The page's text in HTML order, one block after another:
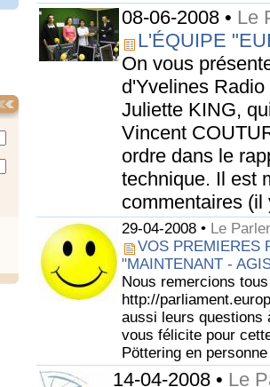
08-06-2008 • Le
L'ÉQUIPE
On vous
d'Yvelines
Juliette KING,
Vincent
ordre dans le
technique. Il est
commentaires (il
29-04-2008 • Le
VOS PREMIERES
"MAINTENANT -
Nous remercions
http://
aussi leurs questions
vous félicite pour
Pöttering en
14-04-2008 • Le